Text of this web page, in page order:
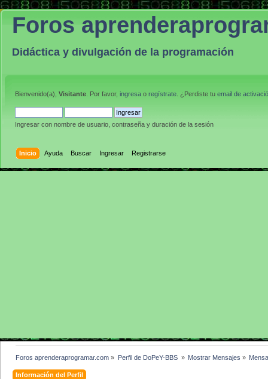
Foros
Didáctica y divulgación de la programación
Bienvenido(a), Visitante . Por favor, ingresa o regístrate . ¿Perdiste tu email de
Ingresar con nombre de usuario, contraseña y duración de la sesión
Inicio Ayuda Buscar Ingresar Registrarse
Foros aprenderaprogramar.com » Perfil de DoPeY-BBS » Mostrar Mensajes »
Información del Perfil